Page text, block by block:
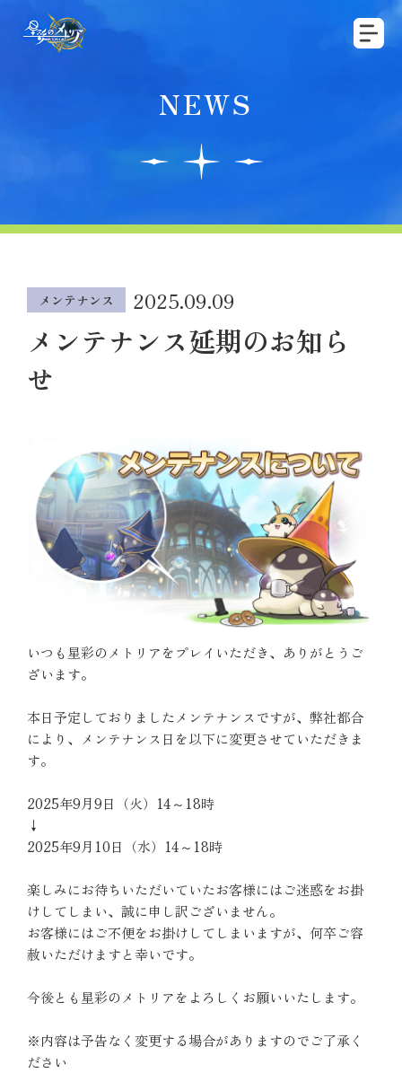
NEWS
メンテナンス 2025.09.09
メンテナンス延期のお知ら
せ
いつも星彩のメトリアをプレイいただき、ありがとうご
ざいます。
本日予定しておりましたメンテナンスですが、弊社都合
により、メンテナンス日を以下に変更させていただきま
す。
2025年9月9日（火）14～18時
↓
2025年9月10日（水）14～18時
楽しみにお待ちいただいていたお客様にはご迷惑をお掛
けしてしまい、誠に申し訳ございません。
お客様にはご不便をお掛けしてしまいますが、何卒ご容
赦いただけますと幸いです。
今後とも星彩のメトリアをよろしくお願いいたします。
※内容は予告なく変更する場合がありますのでご了承く
ださい